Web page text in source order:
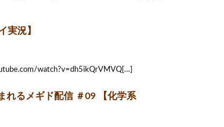
実況】
watch?v=dh5ikQrVMVQ[…]
れるメギド配信 ＃09 【化学系